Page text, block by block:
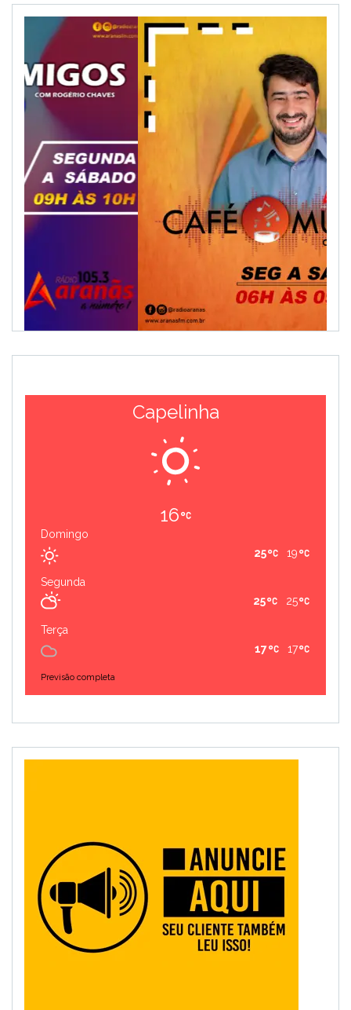
Capelinha
16
Domingo
19
25
Segunda
25
25
Terça
17
17
Previsão completa